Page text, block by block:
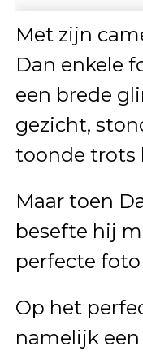
Met zijn
Dan enkele
een brede
gezicht,
toonde trots
Maar toen
besefte hij
perfecte
Op het
namelijk